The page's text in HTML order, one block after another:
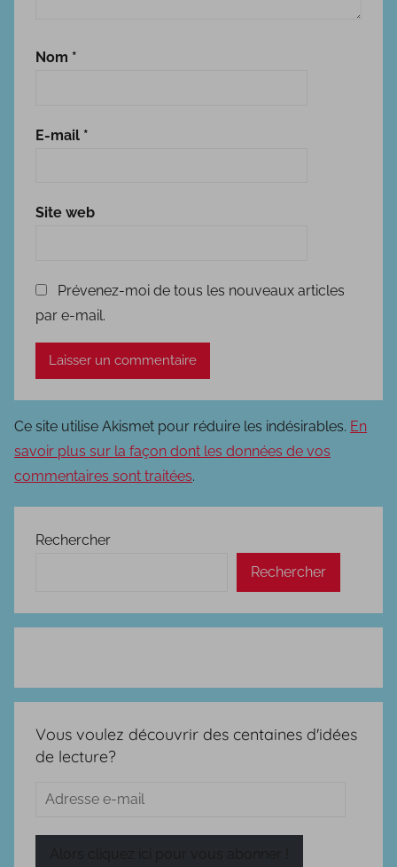
Nom *
E-mail *
Site web
Prévenez-moi de tous les nouveaux articles
par e-mail.
Ce site utilise Akismet pour réduire les indésirables. En
savoir plus sur la façon dont les données de vos
commentaires sont traitées.
Rechercher
Rechercher
Vous voulez découvrir des centaines d'idées
de lecture?
Adresse